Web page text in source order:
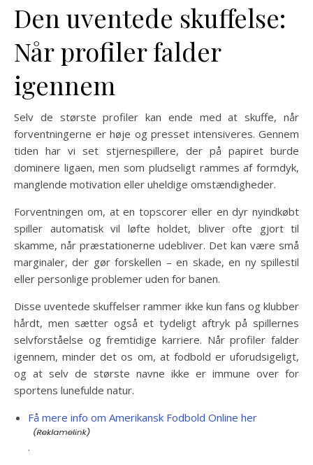
Den uventede skuffelse:
Når profiler falder
igennem
Selv de største profiler kan ende med at skuffe, når
forventningerne er høje og presset intensiveres. Gennem
tiden har vi set stjernespillere, der på papiret burde
dominere ligaen, men som pludseligt rammes af formdyk,
manglende motivation eller uheldige omstændigheder.
Forventningen om, at en topscorer eller en dyr nyindkøbt
spiller automatisk vil løfte holdet, bliver ofte gjort til
skamme, når præstationerne udebliver. Det kan være små
marginaler, der gør forskellen – en skade, en ny spillestil
eller personlige problemer uden for banen.
Disse uventede skuffelser rammer ikke kun fans og klubber
hårdt, men sætter også et tydeligt aftryk på spillernes
selvforståelse og fremtidige karriere. Når profiler falder
igennem, minder det os om, at fodbold er uforudsigeligt,
og at selv de største navne ikke er immune over for
sportens lunefulde natur.
Få mere info om Amerikansk Fodbold Online her
.